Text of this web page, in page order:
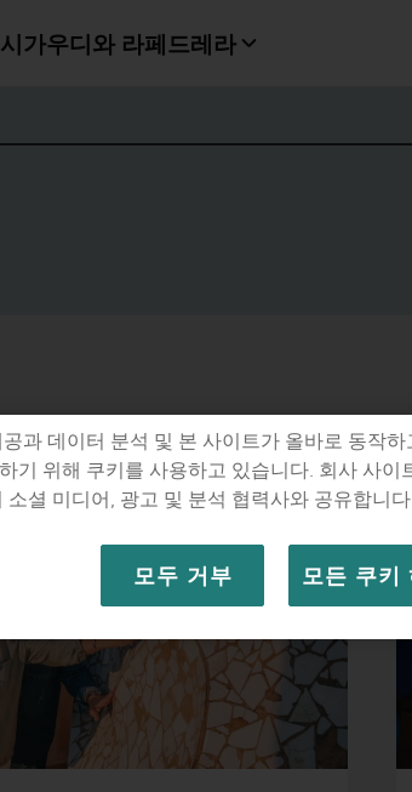
가우디와 라페드레라
과 데이터 분석 및 본 사이트가 올바로 동작하
기 위해 쿠키를 사용하고 있습니다. 회사 사이
셜 미디어, 광고 및 분석 협력사와 공유합니
모두 거부 모든 쿠키